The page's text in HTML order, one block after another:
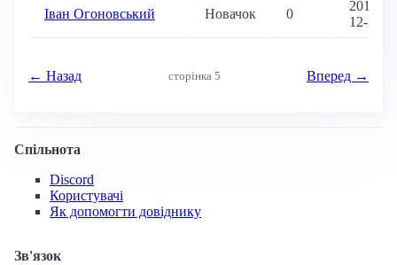
Іван Огоновський Новачок 0
2017-
12-28
← Назад сторінка 5 Вперед →
Спільнота
Discord
Користувачі
Як допомогти довіднику
Зв'язок